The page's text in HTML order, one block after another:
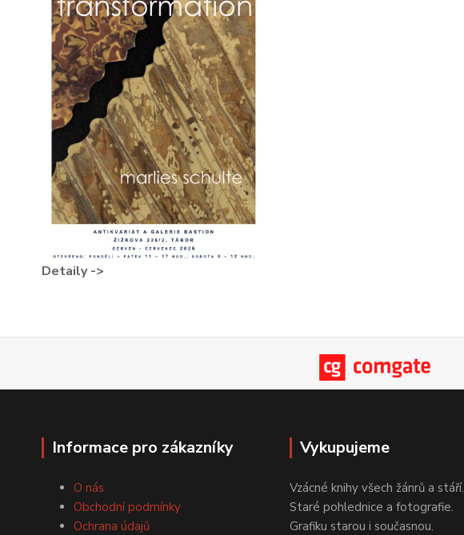
Detaily ->
Informace pro zákazníky
O nás
Obchodní podmínky
Ochrana údajů
Vykupujeme
Vzácné knihy všech žánrů a stáří.
Staré pohlednice a fotografie.
Grafiku starou i současnou.